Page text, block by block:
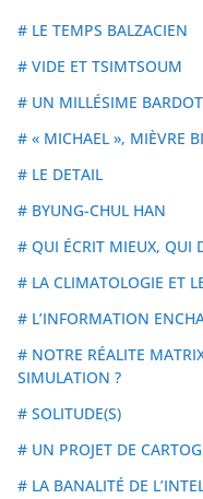
# LE TEMPS BALZACIEN
# VIDE ET TSIMTSOUM
# UN MILLÉSIME
# « MICHAEL », MIÈVRE
# LE DETAIL
# BYUNG-CHUL HAN
# QUI ÉCRIT MIEUX, QUI
# LA CLIMATOLOGIE ET
# L’INFORMATION
# NOTRE RÉALITE
SIMULATION ?
# SOLITUDE(S)
# UN PROJET DE
# LA BANALITÉ DE